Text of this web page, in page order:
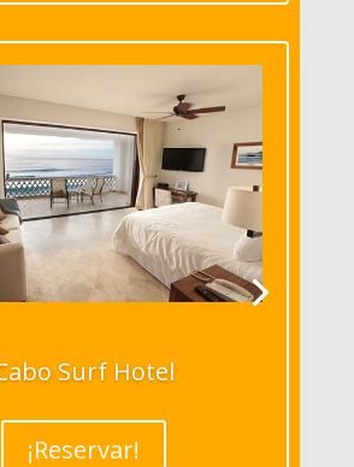
Surf Hotel
¡Reservar!